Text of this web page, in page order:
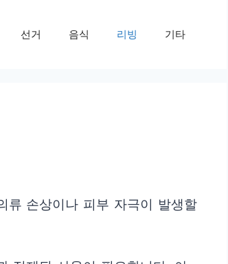
선거 음식 리빙 기타
류 손상이나 피부 자극이 발생할